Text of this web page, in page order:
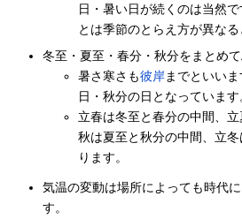
日・暑い日が続くのは当然
とは季節のとらえ方が異なる
冬至・夏至・春分・秋分をまとめて
暑さ寒さも彼岸までといい
日・秋分の日となっています
立春は冬至と春分の中間、
秋は夏至と秋分の中間、立
ります。
気温の変動は場所によっても時代
す。